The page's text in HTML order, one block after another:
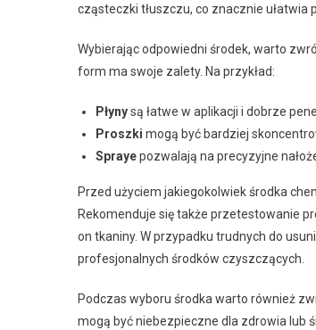
cząsteczki tłuszczu, co znacznie ułatwia
Wybierając odpowiedni środek, warto
form ma swoje zalety. Na przykład:
Płynysą łatwe w aplikacji i dobrze
Proszki mogą być bardziej
Sprayepozwalają na precyzyjne
Przed użyciem jakiegokolwiek środka
Rekomenduje się także przetestowanie
on tkaniny. W przypadku trudnych do
profesjonalnych środków czyszczących.
Podczas wyboru środka warto również
mogą być niebezpieczne dla zdrowia lub